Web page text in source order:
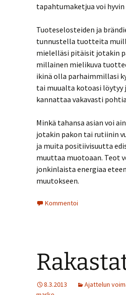
tapahtumaketjua voi
Tuoteselosteiden ja
tunnustella tuotteita
mielelläsi pitäisit jotakin
millainen mielikuva
ikinä olla parhaimmillasi
tai muualta kotoasi
kannattaa vakavasti
Minkä tahansa asian voi
jotakin pakon tai rutiinin
ja muita positiivisuutta
muuttaa muotoaan. Teot
jonkinlaista energiaa
muutokseen.
Kommentoi
8.3.2013 Ajattelun